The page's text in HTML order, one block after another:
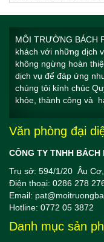
MÔI TRƯỜNG BÁCH
khách với những dịch
không ngừng hoàn
dịch vụ để đáp ứng
chúng tôi kính chúc
khỏe, thành công và
Văn phòng đại
CÔNG TY TNHH BÁCH
Trụ sở: 594/1/20 Âu
Điện thoại: 0286 278
Email:
Hotline: 0772 05 3872
Danh mục sản